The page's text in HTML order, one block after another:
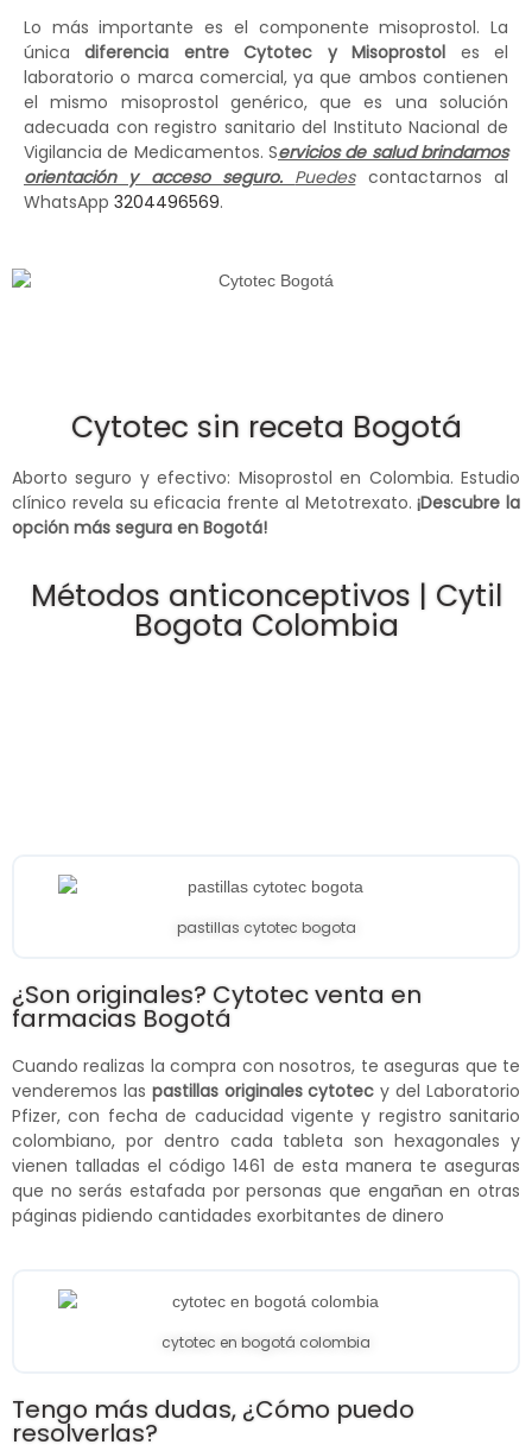
Lo más importante es el componente misoprostol. La
únicadiferencia entre Cytotec y Misoprostol es el
laboratorio o marca comercial, ya que ambos contienen
el mismo misoprostol genérico, que es una solución
adecuada con registro sanitario del Instituto Nacional de
Vigilancia de Medicamentos. Servicios de salud brindamos
orientación y acceso seguro. Puedescontactarnos al
WhatsApp 3204496569.
Cytotec sin receta Bogotá
Aborto seguro y efectivo: Misoprostol en Colombia. Estudio
clínico revela su eficacia frente al Metotrexato.¡Descubre la
opción más segura en Bogotá!
Métodos anticonceptivos | Cytil
Bogota Colombia
pastillas cytotec bogota
¿Son originales? Cytotec venta en
farmacias Bogotá
Cuando realizas la compra con nosotros, te aseguras que te
venderemos las pastillas originales cytotec y del Laboratorio
Pfizer, con fecha de caducidad vigente y registro sanitario
colombiano, por dentro cada tableta son hexagonales y
vienen talladas el código 1461 de esta manera te aseguras
que no serás estafada por personas que engañan en otras
páginas pidiendo cantidades exorbitantes de dinero
cytotec en bogotá colombia
Tengo más dudas, ¿Cómo puedo
resolverlas?